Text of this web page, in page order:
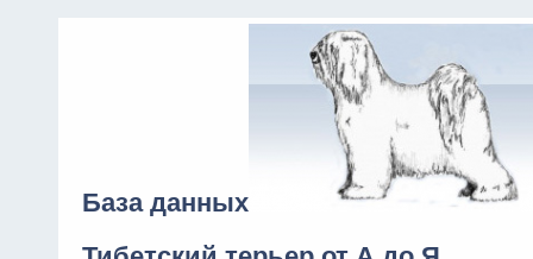
База данных